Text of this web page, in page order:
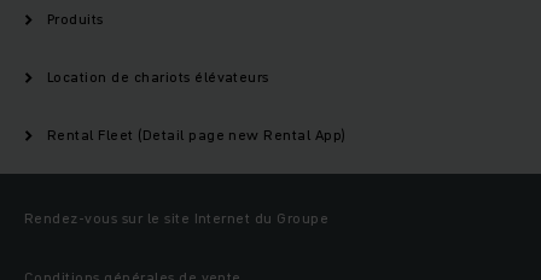
Produits
Location de chariots élévateurs
Rental Fleet (Detail page new Rental App)
Rendez-vous sur le site Internet du Groupe